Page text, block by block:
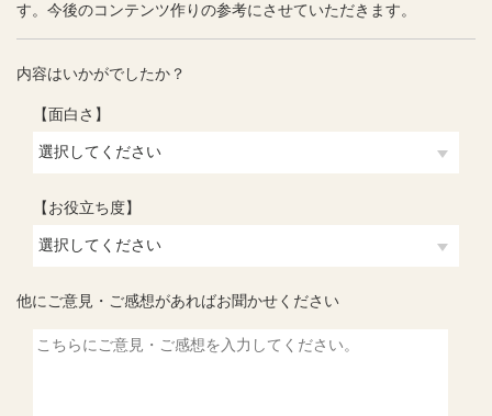
す。今後のコンテンツ作りの参考にさせていただきます。
内容はいかがでしたか？
【面白さ】
【お役立ち度】
他にご意見・ご感想があればお聞かせください